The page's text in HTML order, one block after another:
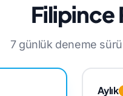
Filipince
7 günlük deneme
Aylık